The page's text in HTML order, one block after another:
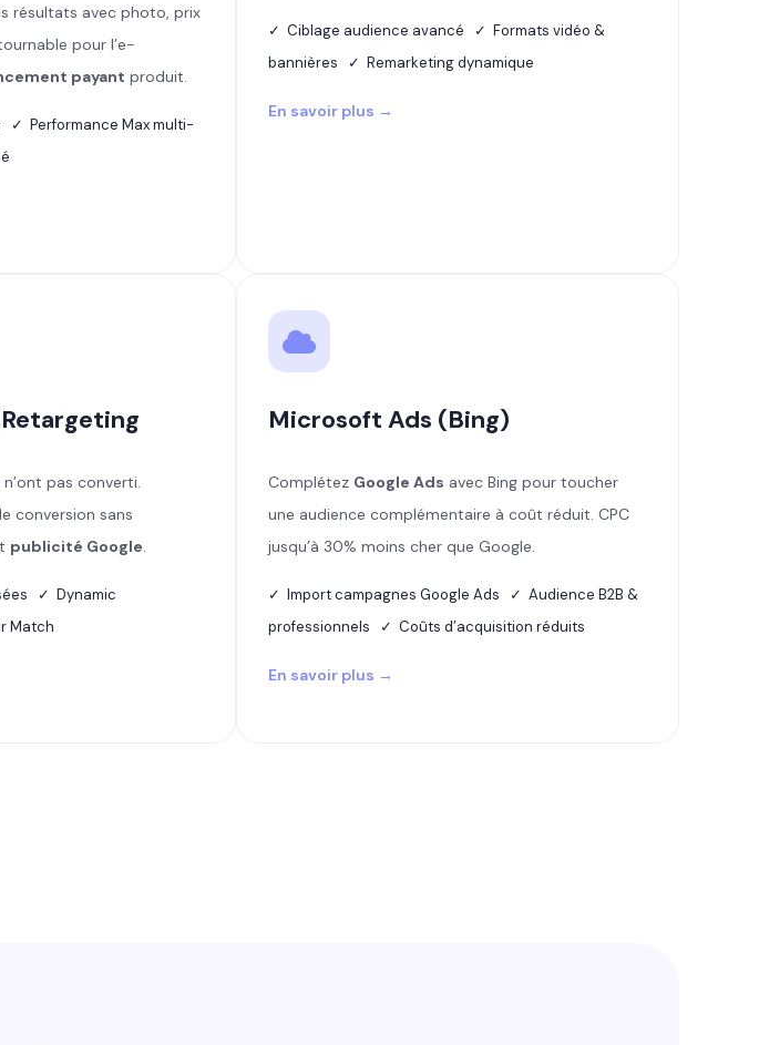
résultats avec photo, prix
pour l’e-
payant produit.
✓ Performance Max multi-
✓ Ciblage audience avancé ✓ Formats vidéo &
bannières ✓ Remarketing dynamique
En savoir plus →
pas converti.
conversion sans
publicité Google.
✓ Dynamic
Match
Microsoft Ads (Bing)
Complétez Google Ads avec Bing pour toucher
une audience complémentaire à coût réduit. CPC
jusqu’à 30% moins cher que Google.
✓ Import campagnes Google Ads ✓ Audience B2B &
professionnels ✓ Coûts d’acquisition réduits
En savoir plus →